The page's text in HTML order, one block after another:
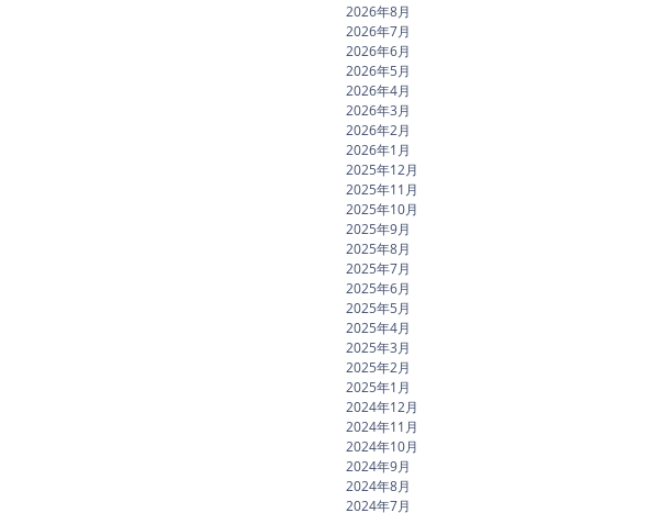
2026年8月
2026年7月
2026年6月
2026年5月
2026年4月
2026年3月
2026年2月
2026年1月
2025年12月
2025年11月
2025年10月
2025年9月
2025年8月
2025年7月
2025年6月
2025年5月
2025年4月
2025年3月
2025年2月
2025年1月
2024年12月
2024年11月
2024年10月
2024年9月
2024年8月
2024年7月